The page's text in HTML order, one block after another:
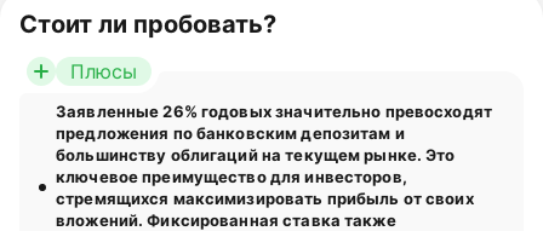
Стоит ли пробовать?
Плюсы
Заявленные 26% годовых значительно превосходят
предложения по банковским депозитам и
большинству облигаций на текущем рынке. Это
ключевое преимущество для инвесторов,
стремящихся максимизировать прибыль от своих
вложений. Фиксированная ставка также